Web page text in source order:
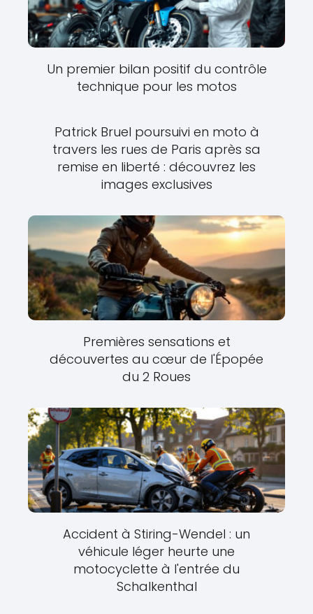
Un premier bilan positif du contrôle
technique pour les motos
Patrick Bruel poursuivi en moto à
travers les rues de Paris après sa
remise en liberté : découvrez les
images exclusives
Premières sensations et
découvertes au cœur de l'Épopée
du 2 Roues
Accident à Stiring-Wendel : un
véhicule léger heurte une
motocyclette à l'entrée du
Schalkenthal